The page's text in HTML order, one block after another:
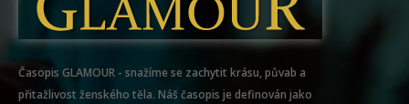
Časopis GLAMOUR - snažíme se zachytit krásu, půvab a
přitažlivost ženského těla. Náš časopis je definován jako